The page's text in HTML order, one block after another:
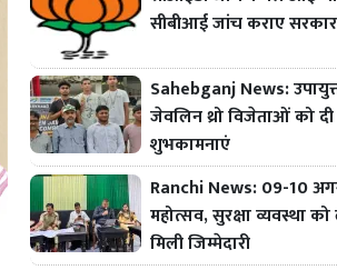
सीबीआई जांच कराए
Sahebganj News:
जेवलिन थ्रो विजेताओं को
शुभकामनाएं
Ranchi News: 09-10
महोत्सव, सुरक्षा व्यवस्था
मिली जिम्मेदारी